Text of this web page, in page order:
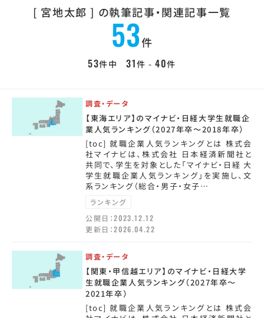
[ 宮地太郎 ] の執筆記事・関連記事一覧
53件
53件中 31件 -40件
調査・データ
【東海エリア】のマイナビ・日経大学生就職企
業人気ランキング（2027年卒～2018年卒）
[toc] 就職企業人気ランキングとは 株式会
社マイナビは、株式会社 日本経済新聞社と
共同で、学生を対象とした「マイナビ・日経 大
学生就職企業人気ランキング」を実施し、文
系ランキング（総合・男子・女子…
ランキング
公開日：2023.12.12
更新日：2026.04.22
調査・データ
【関東・甲信越エリア】のマイナビ・日経大学
生就職企業人気ランキング（2027年卒～
2021年卒）
[toc] 就職企業人気ランキングとは 株式会